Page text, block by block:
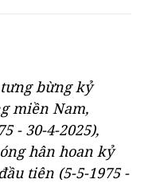
bừng kỷ
miền Nam,
- 30-4-2025),
hân hoan kỷ
tiên (5-5-1975 -